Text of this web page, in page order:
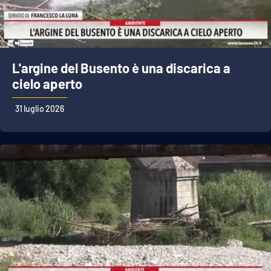
APP
Android
Apple
L'argine del Busento è una discarica a
cielo aperto
31 luglio 2026